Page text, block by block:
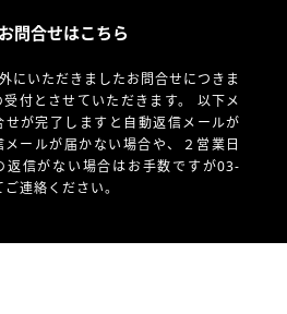
お問合せはこちら
にいただきましたお問合せにつきま
付とさせていただきます。 以下メ
が完了しますと自動返信メールが
ールが届かない場合や、
２営業日
返信がない場合はお手数ですが03-
連絡ください。